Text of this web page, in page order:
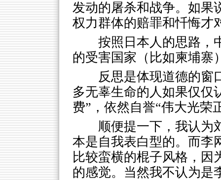
发动的屠杀和战争。如果
权力群体的赔罪和忏悔才
按照日本人的思路，
的受害国家（比如柬埔寨
反思是体现道德的窗
多无辜生命的人如果仅仅
费”，依然自誉“伟大光荣
顺便提一下，我认为
本是自我表白型的。而李
比较蛮横的棍子风格，因
的感觉。当然我不认为是